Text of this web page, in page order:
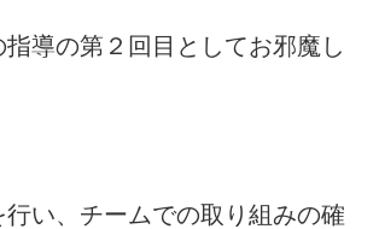
導の第２回目としてお邪魔し
い、チームでの取り組みの確